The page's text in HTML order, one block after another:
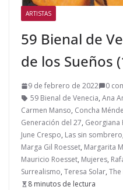
ARTISTAS
59 Bienal de
de los Sueños
9 de febrero de 2022
0
59 Bienal de Venecia, Ana
Carmen Manso, Concha
Generación del 27, Georgiana
June Crespo, Las sin sombrero
Marga Gil Roesset, Margarita
Mauricio Roesset, Mujeres,
Surrealismo, Teresa Solar,
8 minutos de lectura